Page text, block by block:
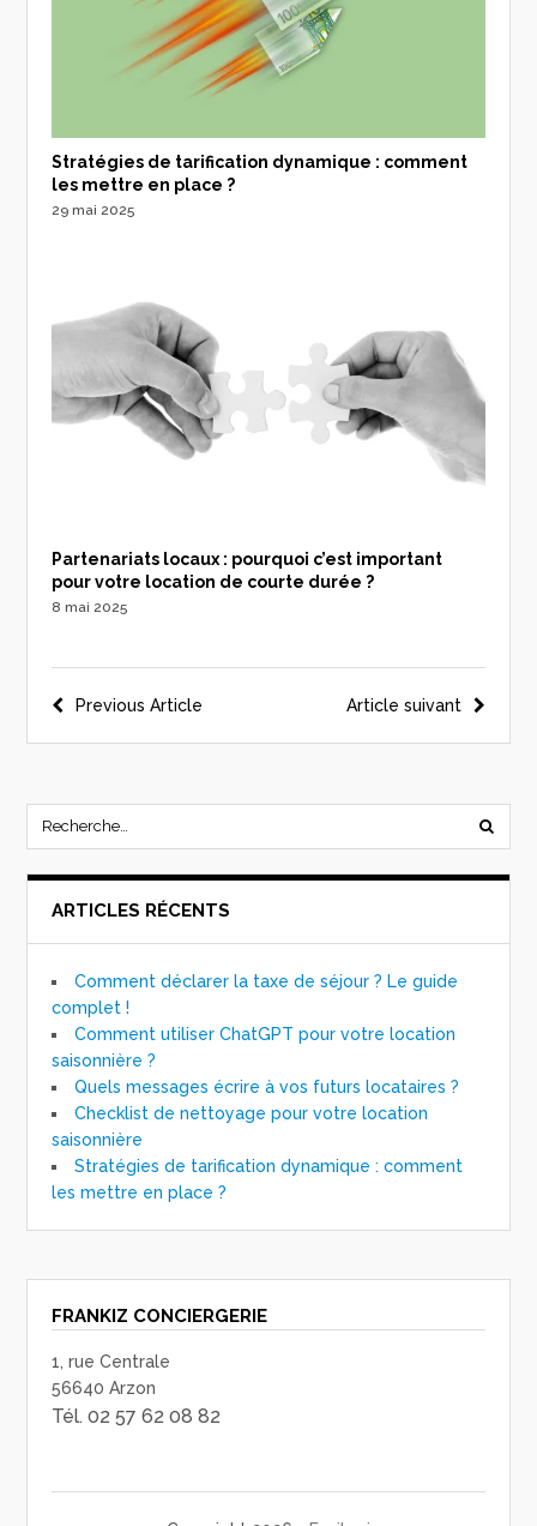
Stratégies de tarification dynamique : comment
les mettre en place ?
29 mai 2025
Partenariats locaux : pourquoi c’est important
pour votre location de courte durée ?
8 mai 2025
Article suivant
Previous Article
ARTICLES RÉCENTS
Comment déclarer la taxe de séjour ? Le guide
complet !
Comment utiliser ChatGPT pour votre location
saisonnière ?
Quels messages écrire à vos futurs locataires ?
Checklist de nettoyage pour votre location
saisonnière
Stratégies de tarification dynamique : comment
les mettre en place ?
FRANKIZ CONCIERGERIE
1, rue Centrale
56640 Arzon
Tél. 02 57 62 08 82